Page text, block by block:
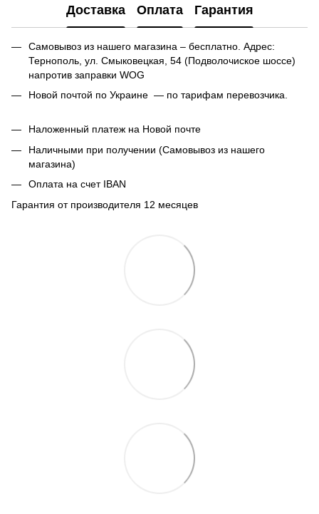
Доставка Оплата Гарантия
Самовывоз из нашего магазина – бесплатно. Адрес:
Тернополь, ул. Смыковецкая, 54 (Подволочиское шоссе)
напротив заправки WOG
Новой почтой по Украине — по тарифам перевозчика.
Наложенный платеж на Новой почте
Наличными при получении (Самовывоз из нашего
магазина)
Оплата на счет IBAN
Гарантия от производителя 12 месяцев